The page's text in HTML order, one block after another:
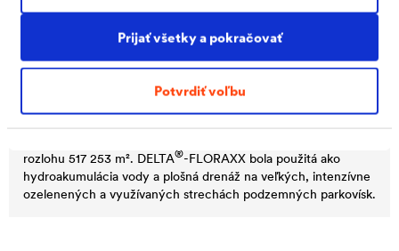
Prijať všetky a pokračovať
Potvrdiť voľbu
DELTA®
ParkOran Residences
Ankara, TR
rozlohu 517 253 m². DELTA®-FLORAXX bola použitá ako
hydroakumulácia vody a plošná drenáž na veľkých, intenzívne
ozelenených a využívaných strechách podzemných parkovísk.